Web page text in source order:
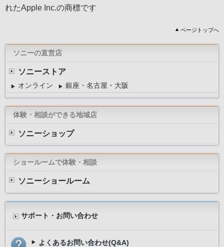
れたApple Inc.の商標です
ページトップへ
ソニーの直営店
ソニーストア
オンライン 銀座・名古屋・大阪
体験・相談ができる地域店
ソニーショップ
ショールームで体験・相談
ソニーショールーム
サポート・お問い合わせ
よくあるお問い合わせ(Q&A)